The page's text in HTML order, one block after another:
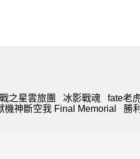
之星雲旅團 冰影戰魂
fate老
機神斷空我 Final Memorial
勝